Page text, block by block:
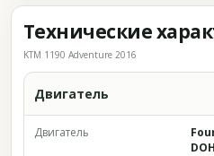
Технические
KTM 1190 Adventure 2016
Двигатель
Двигатель